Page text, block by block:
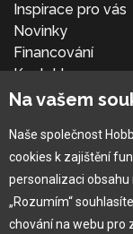
Inspirace pro vás
Novinky
Financování
Kontakt
Přihlásit se
Na vašem
Naše společnost
cookies k zajištění
personalizaci
„Rozumím“
chování na webu pro